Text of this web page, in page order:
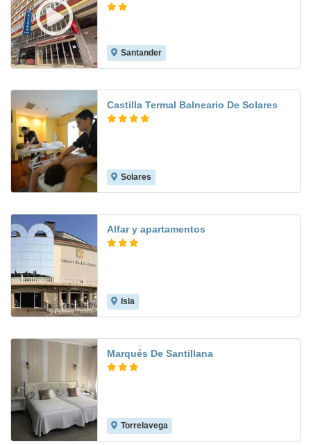
Santander
Castilla Termal Balneario De Solares
Solares
Alfar y apartamentos
Isla
Marqués De Santillana
Torrelavega